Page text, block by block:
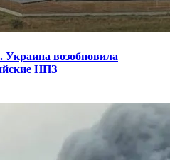
возобновила
НПЗ